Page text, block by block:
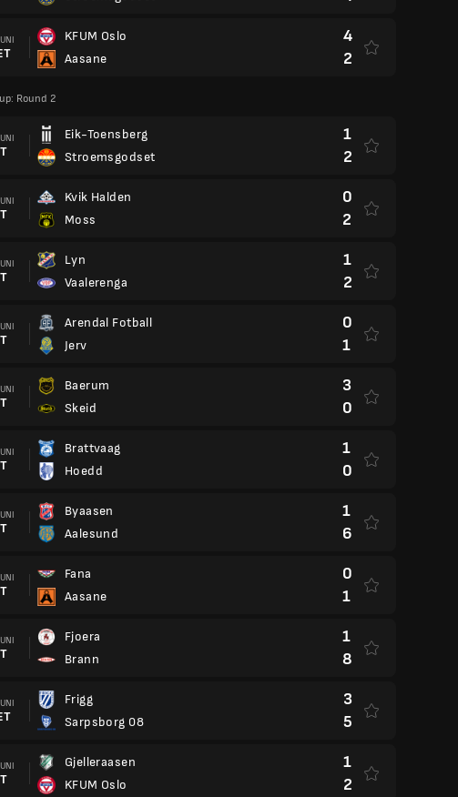
KFUM Oslo
Aasane
4
2
Round 2
Eik-Toensberg
Stroemsgodset
1
2
Kvik Halden
Moss
0
2
Lyn
Vaalerenga
1
2
Arendal Fotball
Jerv
0
1
Baerum
Skeid
3
0
Brattvaag
Hoedd
1
0
Byaasen
Aalesund
1
6
Fana
Aasane
0
1
Fjoera
Brann
1
8
Frigg
Sarpsborg 08
3
5
Gjelleraasen
KFUM Oslo
1
2